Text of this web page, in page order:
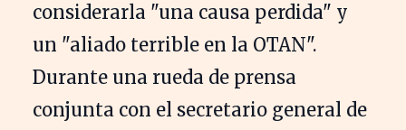
considerarla "una causa perdida" y
un "aliado terrible en la OTAN".
Durante una rueda de prensa
conjunta con el secretario general de